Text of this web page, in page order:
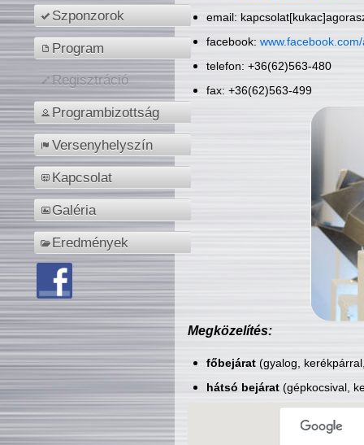
Szponzorok
Program
Regisztráció
Programbizottság
Versenyhelyszín
Kapcsolat
Galéria
Eredmények
email:
facebook:
telefon: +36(62)563-480
fax: +36(62)563-499
Megközelítés:
főbejárat(gyalog,
hátsó bejárat(gépkocsival,